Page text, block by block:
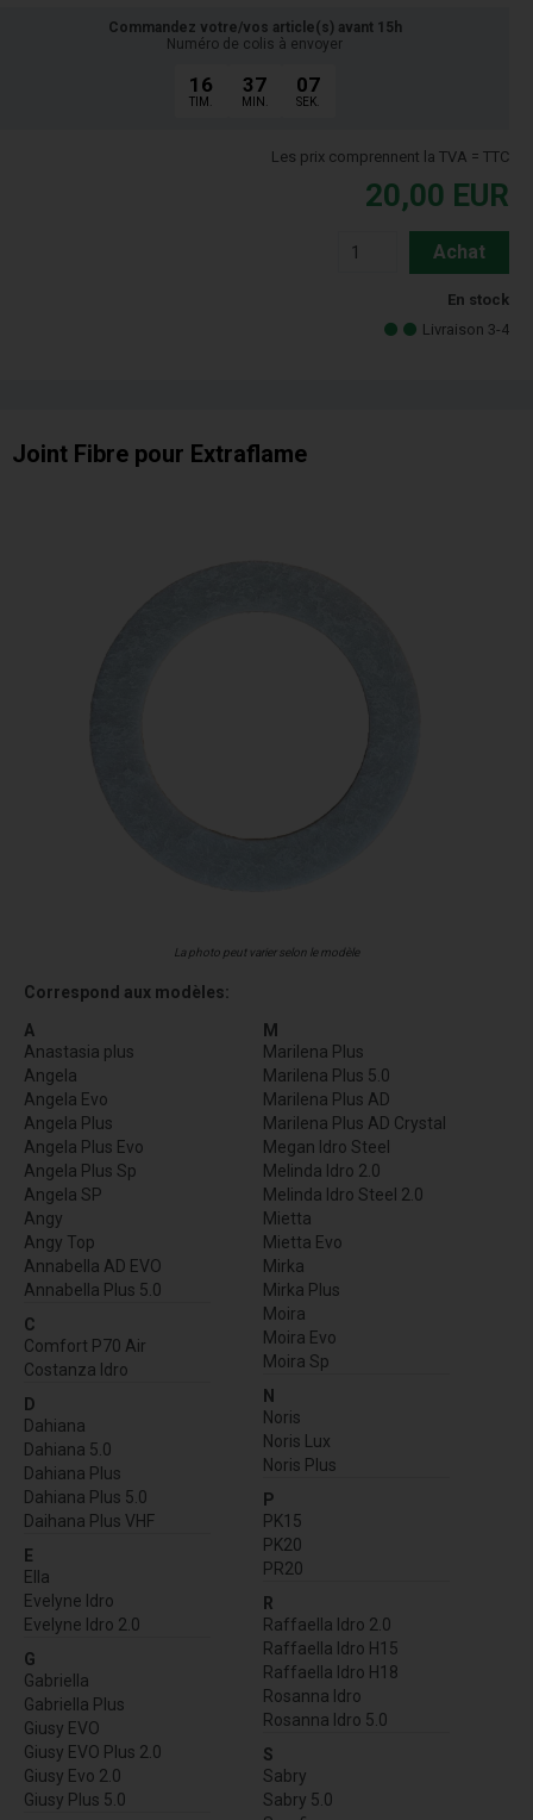
Commandez votre/vos article(s) avant 15h
Numéro de colis à envoyer
16
TIM.
37
MIN.
06
SEK.
Les prix comprennent la TVA = TTC
20,00 EUR
Achat
En stock
Livraison 3-4
Joint Fibre pour Extraflame
La photo peut varier selon le modèle
Correspond aux modèles:
A
Anastasia plus
Angela
Angela Evo
Angela Plus
Angela Plus Evo
Angela Plus Sp
Angela SP
Angy
Angy Top
Annabella AD EVO
Annabella Plus 5.0
C
Comfort P70 Air
Costanza Idro
D
Dahiana
Dahiana 5.0
Dahiana Plus
Dahiana Plus 5.0
Daihana Plus VHF
E
Ella
Evelyne Idro
Evelyne Idro 2.0
G
Gabriella
Gabriella Plus
Giusy EVO
Giusy EVO Plus 2.0
Giusy Evo 2.0
Giusy Plus 5.0
M
Marilena Plus
Marilena Plus 5.0
Marilena Plus AD
Marilena Plus AD Crystal
Megan Idro Steel
Melinda Idro 2.0
Melinda Idro Steel 2.0
Mietta
Mietta Evo
Mirka
Mirka Plus
Moira
Moira Evo
Moira Sp
N
Noris
Noris Lux
Noris Plus
P
PK15
PK20
PR20
R
Raffaella Idro 2.0
Raffaella Idro H15
Raffaella Idro H18
Rosanna Idro
Rosanna Idro 5.0
S
Sabry
Sabry 5.0